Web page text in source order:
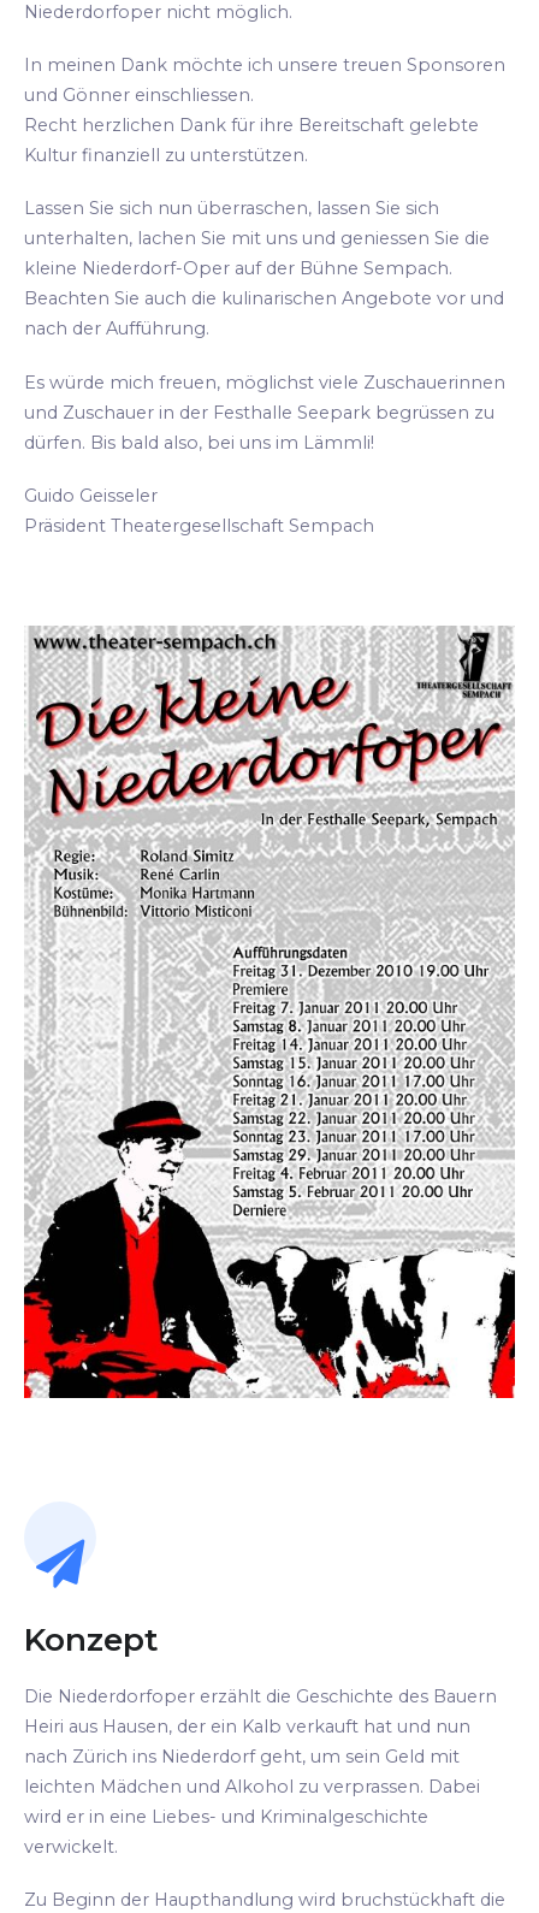
Niederdorfoper nicht möglich.
In meinen Dank möchte ich unsere treuen Sponsoren
und Gönner einschliessen.
Recht herzlichen Dank für ihre Bereitschaft gelebte
Kultur finanziell zu unterstützen.
Lassen Sie sich nun überraschen, lassen Sie sich
unterhalten, lachen Sie mit uns und geniessen Sie die
kleine Niederdorf-Oper auf der Bühne Sempach.
Beachten Sie auch die kulinarischen Angebote vor und
nach der Aufführung.
Es würde mich freuen, möglichst viele Zuschauerinnen
und Zuschauer in der Festhalle Seepark begrüssen zu
dürfen. Bis bald also, bei uns im Lämmli!
Guido Geisseler
Präsident Theatergesellschaft Sempach
Konzept
Die Niederdorfoper erzählt die Geschichte des Bauern
Heiri aus Hausen, der ein Kalb verkauft hat und nun
nach Zürich ins Niederdorf geht, um sein Geld mit
leichten Mädchen und Alkohol zu verprassen. Dabei
wird er in eine Liebes- und Kriminalgeschichte
verwickelt.
Zu Beginn der Haupthandlung wird bruchstückhaft die